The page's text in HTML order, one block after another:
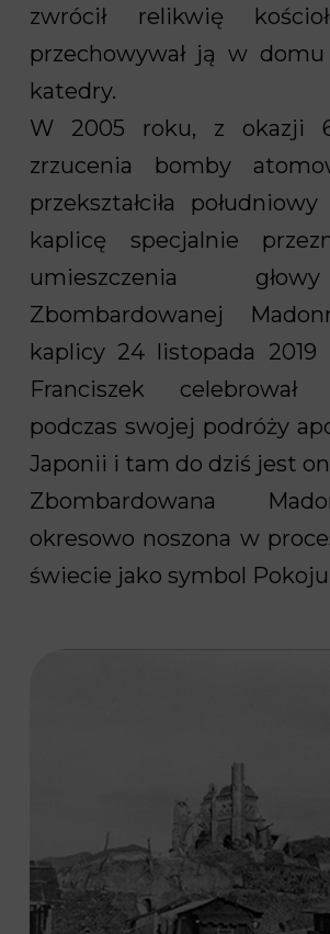
zwrócił relikwię
przechowywał ją w domu
katedry.
W 2005 roku, z okazji
zrzucenia bomby
przekształciła
kaplicę specjalnie
umieszczenia
Zbombardowanej
kaplicy 24 listopada 2019
Franciszek celebrował
podczas swojej podróży
Japonii i tam do dziś jest
Zbombardowana
okresowo noszona w
świecie jako symbol